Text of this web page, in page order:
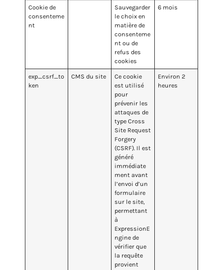
Cookie de
consenteme
nt
Sauvegarder
le choix en
matière de
consenteme
nt ou de
refus des
cookies
6 mois
exp_csrf_to
ken
CMS du site
Ce cookie
est utilisé
pour
prévenir les
attaques de
type Cross
Site Request
Forgery
(CSRF). Il est
généré
immédiate
ment avant
l’envoi d’un
formulaire
sur le site,
permettant
à
ExpressionE
ngine de
vérifier que
la requête
provient
Environ 2
heures